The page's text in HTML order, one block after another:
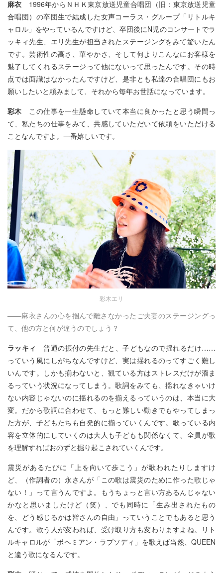
麻衣 1996年からＮＨＫ東京放送児童合唱団（旧：東京放送児童
合唱団）の卒団生で結成した女声コーラス・グループ「リトルキ
ャロル」をやっているんですけど、卒団後にN児のコンサートでラ
ッキィ先生、エリ先生が担当されたステージングをみて驚いたん
です。芸術性の高さ、華やかさ、そして何よりこんなにお客様を
魅了してくれるステージって他にないって思ったんです。その時
点では面識はなかったんですけど、是非とも私達の合唱団にもお
願いしたいと頼みまして、それから毎年お世話になっています。
彩木 この仕事を一生懸命していて本当に良かったと思う瞬間っ
て、私たちの仕事をみて、共感していただいて依頼をいただける
ことなんですよ。一番嬉しいです。
彩木エリ
――麻衣さんの心を掴んで離さなかったご夫妻のステージングっ
て、他の方と何が違うのでしょう？
ラッキィ普通の振付の先生だと、子どもなので揺れるだけ……
っていう風にしがちなんですけど、実は揺れるのってすごく難し
いんです。しかも揃わないと、観ている方はストレスだけが溜ま
るっていう状況になってしまう。歌詞をみても、揺れなきゃいけ
ない内容じゃないのに揺れるのを揃えるっていうのは、本当に大
変。だから歌詞に合わせて、もっと難しい動きでもやってしまっ
た方が、子どもたちも自発的に揃っていくんです。歌っている内
容を立体的にしていくのは大人も子どもも関係なくて、全員が歌
を理解すればおのずと掘り起こされていくんです。
震災があるたびに「上を向いて歩こう」が歌われたりしますけ
ど、（作詞者の）永さんが「この歌は震災のために作った歌じゃ
ない！」って言うんですよ。もうちょっと言い方あるんじゃない
かなと思いましたけど（笑）、でも同時に「生み出されたもの
を、どう感じるかは皆さんの自由」っていうことでもあると思う
んです。歌う人が変われば、受け取り方も変わりますよね。リト
ルキャロルが「ボヘミアン・ラプソディ」を歌えば当然、QUEEN
と違う歌になるんです。